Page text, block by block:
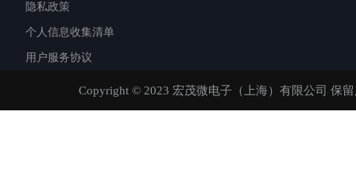
隐私政策
个人信息收集清单
用户服务协议
Copyright © 2023 宏茂微电子（上海）有限公司 保